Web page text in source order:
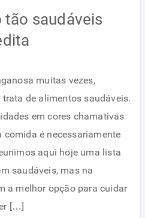
saudáveis
muitas vezes,
de alimentos saudáveis.
em cores chamativas
comida é necessariamente
aqui hoje uma lista
saudáveis, mas na
a melhor opção para cuidar
[…]